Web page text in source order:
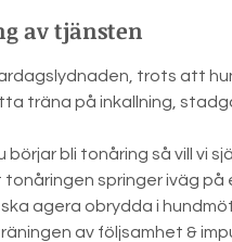
av tjänsten
trots att
träna på inkallning,
börjar bli tonåring så vill vi
springer iväg på
agera obrydda i
av följsamhet &